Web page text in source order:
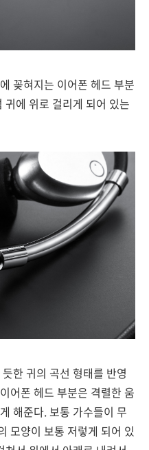
꽂혀지는 이어폰 헤드 부분
에 위로 걸리게 되어 있는
한 귀의 곡선 형태를 반영
어폰 헤드 부분은 격렬한 움
해준다. 보통 가수들이 무
모양이 보통 저렇게 되어 있